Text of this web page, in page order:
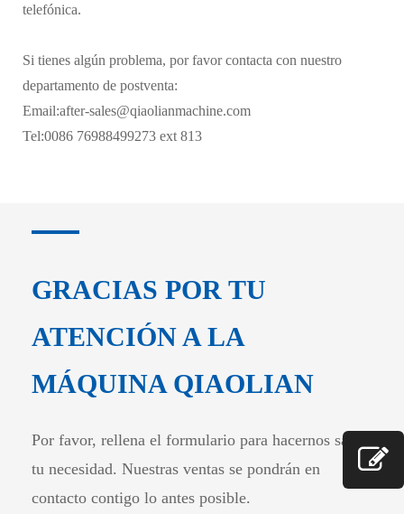
telefónica.
Si tienes algún problema, por favor contacta con nuestro
departamento de postventa:
Email:after-sales@qiaolianmachine.com
Tel:0086 76988499273 ext 813
GRACIAS POR TU
ATENCIÓN A LA
MÁQUINA QIAOLIAN
Por favor, rellena el formulario para hacernos saber
tu necesidad. Nuestras ventas se pondrán en
contacto contigo lo antes posible.